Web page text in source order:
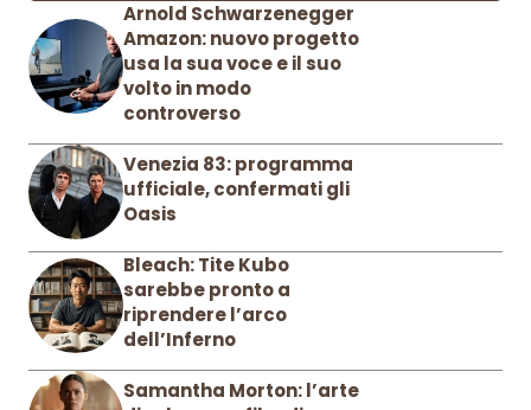
Arnold Schwarzenegger
Amazon: nuovo progetto
usa la sua voce e il suo
volto in modo
controverso
Venezia 83: programma
ufficiale, confermati gli
Oasis
Bleach: Tite Kubo
sarebbe pronto a
riprendere l’arco
dell’Inferno
Samantha Morton: l’arte